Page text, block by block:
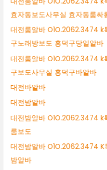
효자동보도사무실 효자동룸싸
대전룸알바 O1O.2062.3474
구노래방보도 흥덕구당일알바
대전룸알바 O1O.2062.3474
구보도사무실 흥덕구바알바
대전바알바
대전밤알바
대전밤알바 O1O.2062.3474
룸보도
대전밤알바 O1O.2062.3474 K
밤알바